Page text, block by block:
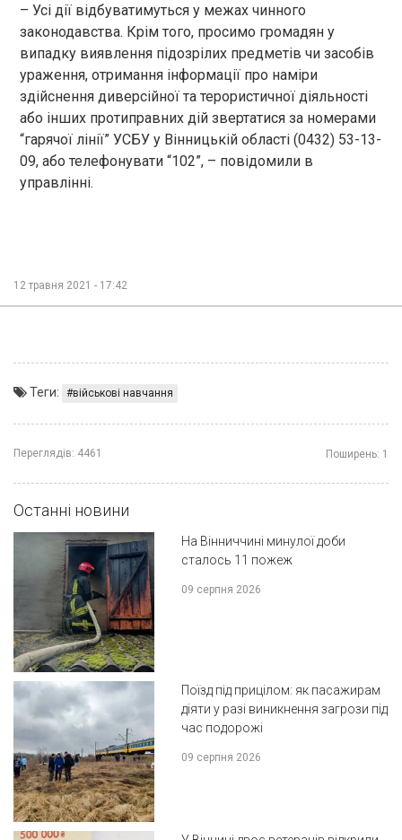
– Усі дії відбуватимуться у межах чинного
законодавства. Крім того, просимо громадян у
випадку виявлення підозрілих предметів чи засобів
ураження, отримання інформації про наміри
здійснення диверсійної та терористичної діяльності
або інших протиправних дій звертатися за номерами
“гарячої лінії” УСБУ у Вінницькій області (0432) 53-13-
09, або телефонувати “102”, – повідомили в
управлінні.
12 травня 2021 - 17:42
Теги: військові навчання
Переглядів: 4461 Поширень: 1
Останні новини
На Вінниччині минулої доби
сталось 11 пожеж
09 серпня 2026
Поїзд під прицілом: як пасажирам
діяти у разі виникнення загрози під
час подорожі
09 серпня 2026